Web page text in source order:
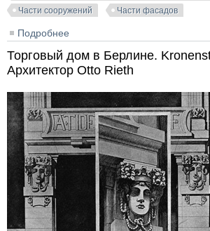
Части сооружений
Части фасадов
Подробнее
Торговый дом в Берлине.
Архитектор Otto Rieth